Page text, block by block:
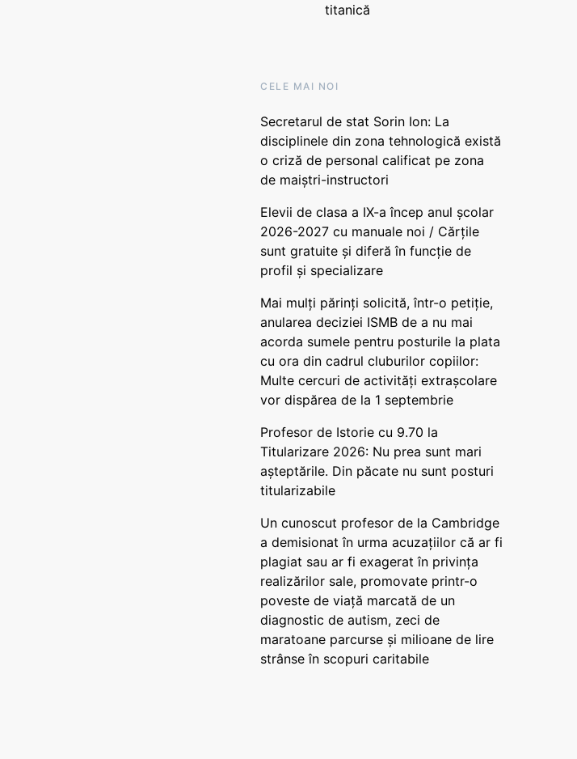
titanică
CELE MAI NOI
Secretarul de stat Sorin Ion: La
disciplinele din zona tehnologică există
o criză de personal calificat pe zona
de maiștri-instructori
Elevii de clasa a IX-a încep anul școlar
2026-2027 cu manuale noi / Cărțile
sunt gratuite și diferă în funcție de
profil și specializare
Mai mulți părinți solicită, într-o petiție,
anularea deciziei ISMB de a nu mai
acorda sumele pentru posturile la plata
cu ora din cadrul cluburilor copiilor:
Multe cercuri de activități extrașcolare
vor dispărea de la 1 septembrie
Profesor de Istorie cu 9.70 la
Titularizare 2026: Nu prea sunt mari
așteptările. Din păcate nu sunt posturi
titularizabile
Un cunoscut profesor de la Cambridge
a demisionat în urma acuzațiilor că ar fi
plagiat sau ar fi exagerat în privința
realizărilor sale, promovate printr-o
poveste de viață marcată de un
diagnostic de autism, zeci de
maratoane parcurse și milioane de lire
strânse în scopuri caritabile